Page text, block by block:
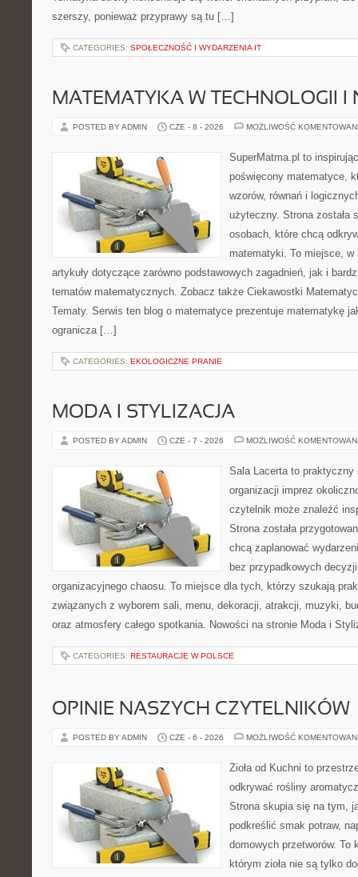
szerszy, ponieważ przyprawy są tu […]
CATEGORIES: SPOŁECZNOŚĆ I WYDARZENIA IT
MATEMATYKA W TECHNOLOGII I
POSTED BY ADMIN CZE - 8 - 2026 MOŻLIWOŚĆ
SuperMatma.pl to
poświęcony matematyce,
wzorów, równań i
użyteczny. Strona została
osobach, które chcą
matematyki. To miejsce,
artykuły dotyczące zarówno podstawowych zagadnień, jak i
tematów matematycznych. Zobacz także Ciekawostki
Tematy. Serwis ten blog o matematyce prezentuje matematykę
ogranicza […]
CATEGORIES: EKOLOGICZNE PRANIE
MODA I STYLIZACJA
POSTED BY ADMIN CZE - 7 - 2026 MOŻLIWOŚĆ
Sala Lacerta to praktyczny
organizacji imprez
czytelnik może znaleźć
Strona została
chcą zaplanować
bez przypadkowych
organizacyjnego chaosu. To miejsce dla tych, którzy szukają
związanych z wyborem sali, menu, dekoracji, atrakcji, muzyki,
oraz atmosfery całego spotkania. Nowości na stronie Moda i
CATEGORIES: RESTAURACJE W POLSCE
OPINIE NASZYCH CZYTELNIKÓW
POSTED BY ADMIN CZE - 6 - 2026 MOŻLIWOŚĆ
Zioła od Kuchni to
odkrywać rośliny
Strona skupia się na tym,
podkreślić smak potraw,
domowych przetworów. To
którym zioła nie są tylko